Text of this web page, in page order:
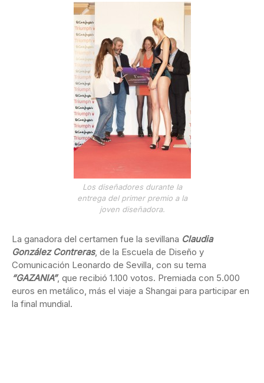
Los diseñadores durante la
entrega del primer premio a la
joven diseñadora.
La ganadora del certamen fue la sevillana Claudia
González Contreras, de la Escuela de Diseño y
Comunicación Leonardo de Sevilla, con su tema
“GAZANIA”, que recibió 1.100 votos. Premiada con 5.000
euros en metálico, más el viaje a Shangai para participar en
la final mundial.